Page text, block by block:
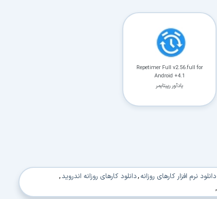
Repetimer Full v2.56.full for
Android +4.1
یادآور رپیتایمر
دانلود نرم افزار کارهای روزانه,دانلود کارهای روزانه اندروید,
,
ثبات دانلود (Resume): ادامه دانلود پس از قطع اینترنت و دانلود موازی چند فایل
آرشیو کامل نسخه‌ها:دسترسی به تمام نسخه‌های قدیمی نرم‌افزارها
فقط کمتر از روزی ۱,۰۰۰ تومان
قبلاً عضو شدم — ورود به حساب کاربری